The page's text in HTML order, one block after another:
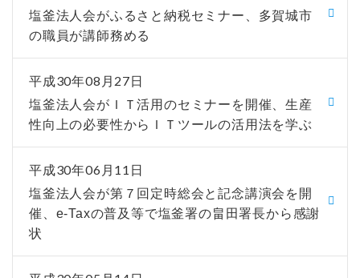
塩釜法人会がふるさと納税セミナー、多賀城市
の職員が講師務める
平成30年08月27日
塩釜法人会がＩＴ活用のセミナーを開催、生産
性向上の必要性からＩＴツールの活用法を学ぶ
平成30年06月11日
塩釜法人会が第７回定時総会と記念講演会を開
催、e-Taxの普及等で塩釜署の畠田署長から感謝
状